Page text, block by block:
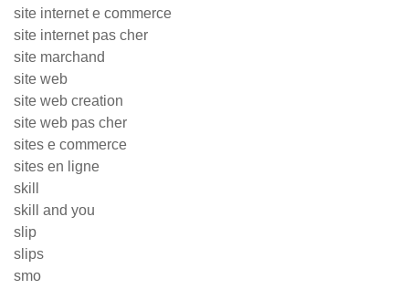
site internet e commerce
site internet pas cher
site marchand
site web
site web creation
site web pas cher
sites e commerce
sites en ligne
skill
skill and you
slip
slips
smo